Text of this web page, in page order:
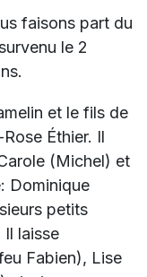
faisons part du
le 2
et le fils de
Éthier. Il
(Michel) et
Dominique
petits
laisse
Fabien), Lise